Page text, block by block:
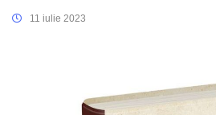
11 iulie 2023